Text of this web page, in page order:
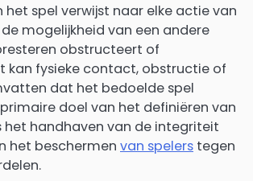
het spel verwijst naar elke actie van
mogelijkheid van een andere
obstructeert of
kan fysieke contact, obstructie of
dat het bedoelde spel
doel van het definiëren van
het handhaven van de integriteit
het beschermen van spelers tegen